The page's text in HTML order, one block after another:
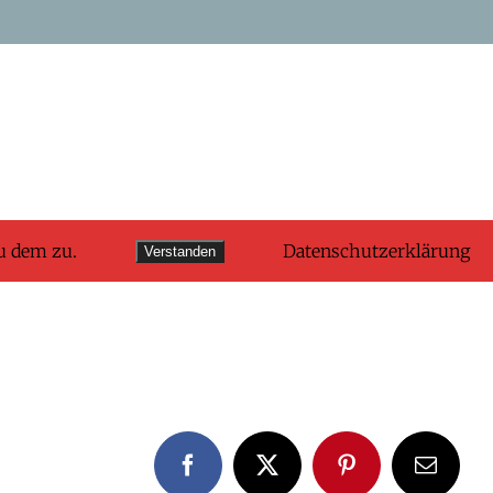
FacebookX PinterestE-
dem zu. Verstanden Datenschutzerklärung